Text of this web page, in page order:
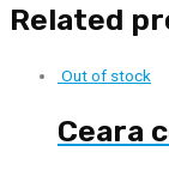
Related
Out of stock
Ceara